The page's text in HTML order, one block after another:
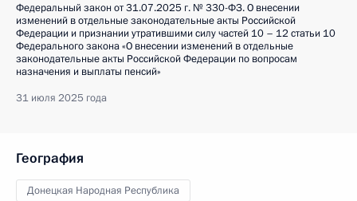
Федеральный закон от 31.07.2025 г. № 330-ФЗ. О внесении
изменений в отдельные законодательные акты Российской
Федерации и признании утратившими силу частей 10 – 12 статьи 10
Федерального закона «О внесении изменений в отдельные
законодательные акты Российской Федерации по вопросам
назначения и выплаты пенсий»
31 июля 2025 года
География
Донецкая Народная Республика